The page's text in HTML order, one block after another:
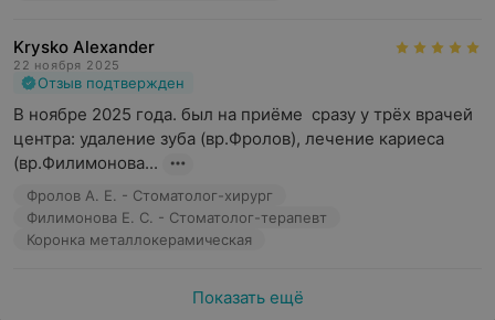
Krysko Alexander
22 ноября 2025
Отзыв подтвержден
В ноябре 2025 года. был на приёме  сразу у трёх врачей
центра: удаление зуба (вр.Фролов), лечение кариеса
(вр.Филимонова...
Фролов А. Е. - Стоматолог-хирург
Филимонова Е. С. - Стоматолог-терапевт
Коронка металлокерамическая
Показать ещё